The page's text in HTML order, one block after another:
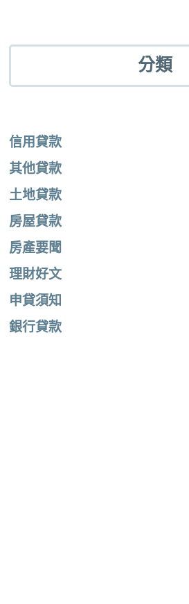
分類
信用貸款
其他貸款
土地貸款
房屋貸款
房產要聞
理財好文
申貸須知
銀行貸款